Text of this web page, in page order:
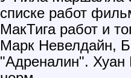
списке работ
МакТига работ и
Марк Невелдайн,
"Адреналин". Хуан